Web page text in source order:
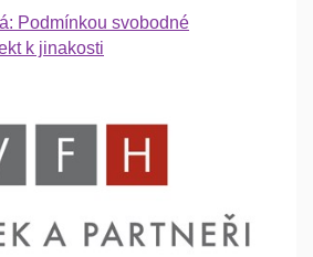
Podmínkou svobodné
k jinakosti